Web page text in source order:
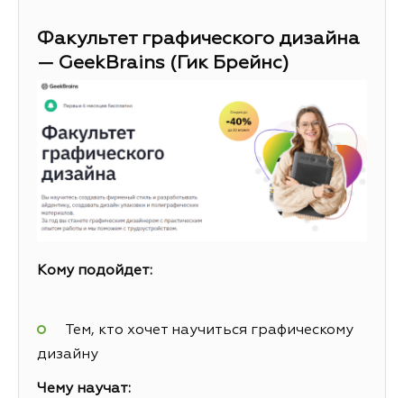
Факультет графического дизайна
— GeekBrains (Гик Брейнс)
Кому подойдет:
Тем, кто хочет научиться графическому
дизайну
Чему научат: